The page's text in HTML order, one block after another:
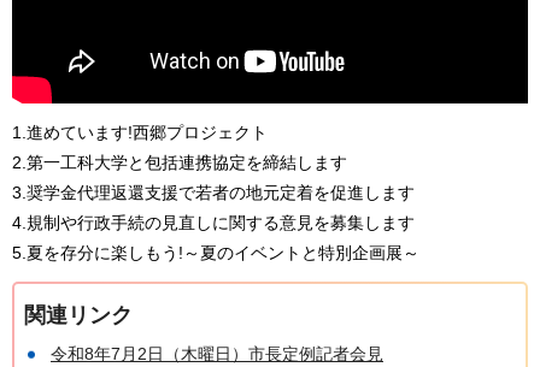
1.進めています!西郷プロジェクト
2.第一工科大学と包括連携協定を締結します
3.奨学金代理返還支援で若者の地元定着を促進します
4.規制や行政手続の見直しに関する意見を募集します
5.夏を存分に楽しもう!～夏のイベントと特別企画展～
関連リンク
令和8年7月2日（木曜日）市長定例記者会見